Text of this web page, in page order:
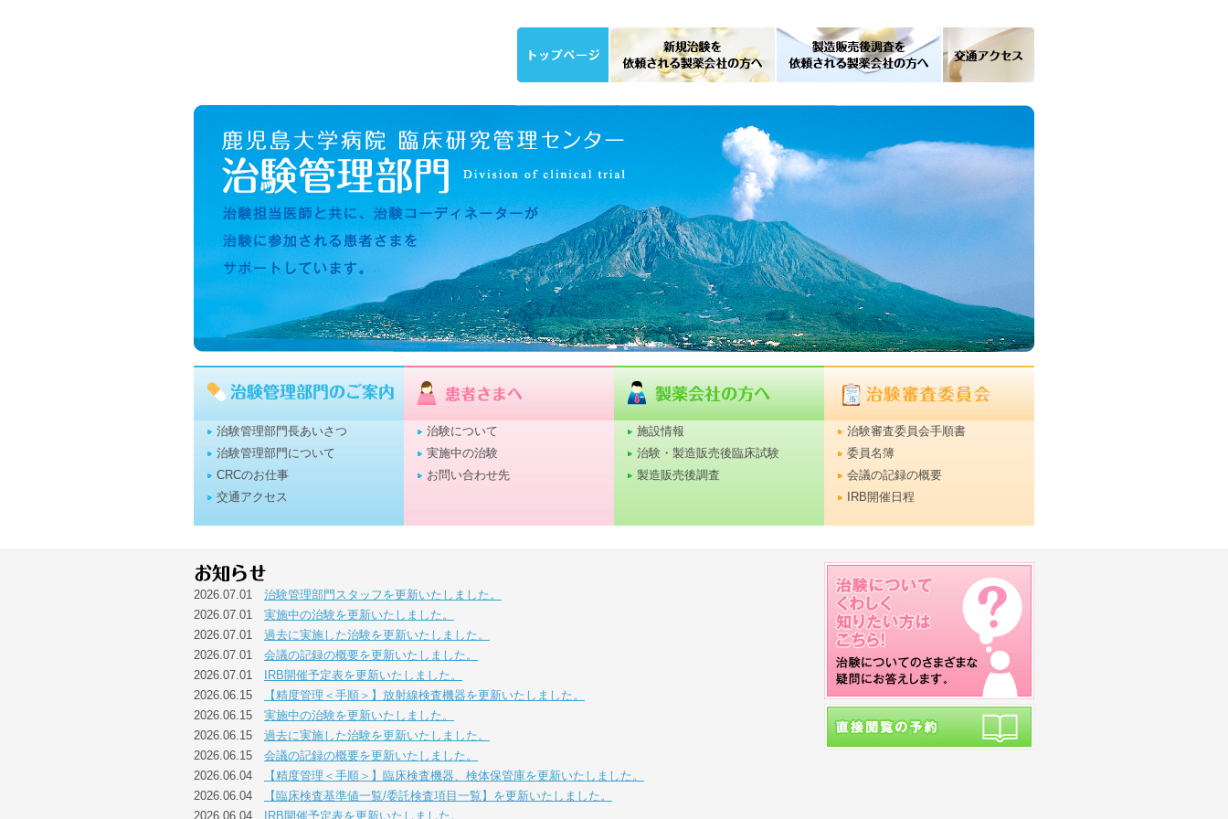
治験管理部門長あいさつ
治験管理部門について
CRCのお仕事
交通アクセス
治験について
実施中の治験
お問い合わせ先
施設情報
治験・製造販売後臨床試験
製造販売後調査
治験審査委員会手順書
委員名簿
会議の記録の概要
IRB開催日程
2026.07.01 治験管理部門スタッフを更新いたしました。
2026.07.01 実施中の治験を更新いたしました。
2026.07.01 過去に実施した治験を更新いたしました。
2026.07.01 会議の記録の概要を更新いたしました。
2026.07.01
IRB開催予定表を更新いたしました。
2026.06.15
【精度管理＜手順＞】放射線検査機器を更新いたしました。
2026.06.15 実施中の治験を更新いたしました。
2026.06.15 過去に実施した治験を更新いたしました。
2026.06.15 会議の記録の概要を更新いたしました。
2026.06.04
【精度管理＜手順＞】臨床検査機器、検体保管庫を更新いたしました。
2026.06.04
【臨床検査基準値一覧/委託検査項目一覧】を更新いたしました。
2026.06.04
IRB開催予定表を更新いたしました。